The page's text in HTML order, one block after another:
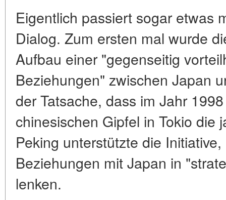
Eigentlich passiert sogar etwas
Dialog. Zum ersten mal wurde
Aufbau einer "gegenseitig
Beziehungen" zwischen Japan
der Tatsache, dass im Jahr
chinesischen Gipfel in Tokio die
Peking unterstützte die
Beziehungen mit Japan in
lenken.